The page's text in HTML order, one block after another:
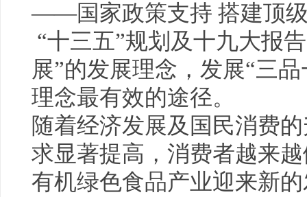
——国家政策支持 搭建顶
“十三五”规划及十九大报
展”的发展理念，发展“三
理念最有效的途径。
随着经济发展及国民消费
求显著提高，消费者越来
有机绿色食品产业迎来新